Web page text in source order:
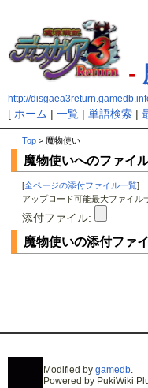
-
http://
[ ホーム | 一覧| 単語検索|
Top > 魔物使い
魔物使いへのファイ
[全ページの添付ファイル一覧]
アップロード可能最大ファイル
添付ファイル:
魔物使いの添付ファ
Modified by gamedb.
Powered by PukiWiki